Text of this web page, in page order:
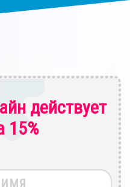
действует
15%